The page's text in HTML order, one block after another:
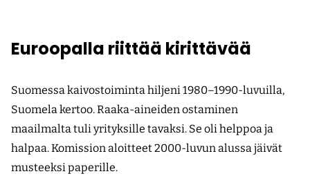
Euroopalla riittää kirittävää
Suomessa kaivostoiminta hiljeni 1980–1990-luvuilla,
Suomela kertoo. Raaka-aineiden ostaminen
maailmalta tuli yrityksille tavaksi. Se oli helppoa ja
halpaa. Komission aloitteet 2000-luvun alussa jäivät
musteeksi paperille.